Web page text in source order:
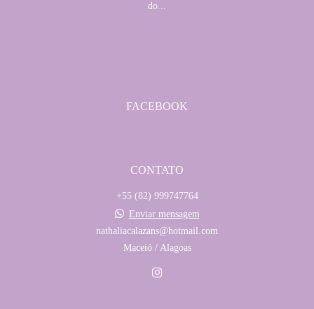
do...
FACEBOOK
CONTATO
+55 (82) 999747764
Enviar mensagem
nathaliacalazans@hotmail.com
Maceió / Alagoas